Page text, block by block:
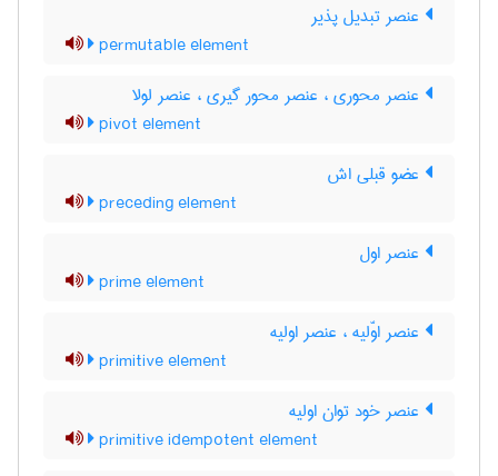
عنصر تبدیل پذیر
permutable element
عنصر محوری ، عنصر محور گیری ، عنصر لولا
pivot element
عضو قبلی اش
preceding element
عنصر اول
prime element
عنصر اوّلیه ، عنصر اولیه
primitive element
عنصر خود توان اولیه
primitive idempotent element